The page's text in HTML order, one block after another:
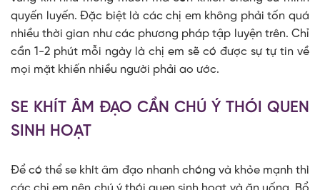
quyến luyến. Đặc biệt là các chị em không phải tốn quá
nhiều thời gian như các phương pháp tập luyện trên. Chỉ
cần 1-2 phút mỗi ngày là chị em sẽ có được sự tự tin về
mọi mặt khiến nhiều người phải ao ước.
SE KHÍT ÂM ĐẠO CẦN CHÚ Ý THÓI QUEN
SINH HOẠT
Để có thể se khít âm đạo nhanh chóng và khỏe mạnh thì